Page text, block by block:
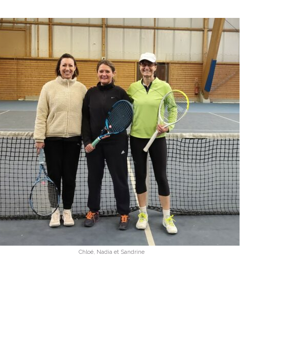
Chloé, Nadia et Sandrine